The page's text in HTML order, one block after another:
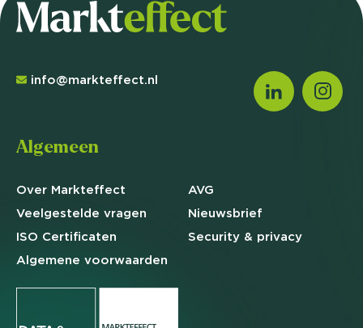
info@markteffect.nl
Algemeen
Over Markteffect
Veelgestelde vragen
ISO Certificaten
Algemene voorwaarden
AVG
Nieuwsbrief
Security & privacy